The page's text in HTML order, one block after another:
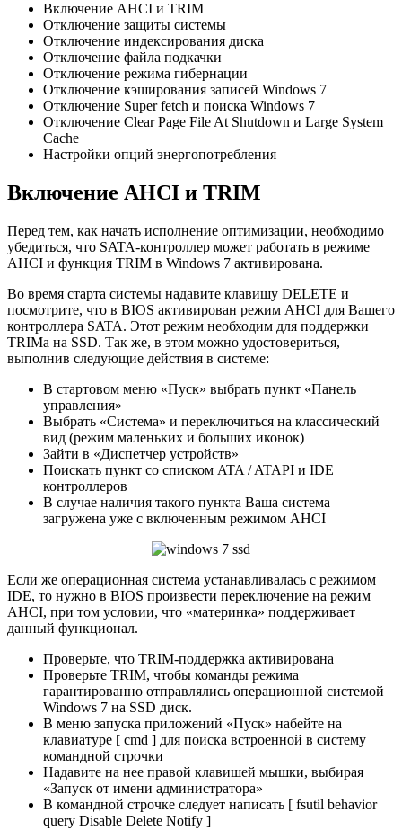
Включение AHCI и TRIM
Отключение защиты системы
Отключение индексирования диска
Отключение файла подкачки
Отключение режима гибернации
Отключение кэширования записей Windows 7
Отключение Super fetch и поиска Windows 7
Отключение Clear Page File At Shutdown и Large System
Cache
Настройки опций энергопотребления
Включение AHCI и TRIM
Перед тем, как начать исполнение оптимизации, необходимо
убедиться, что SATA-контроллер может работать в режиме
AHCI и функция TRIM в Windows 7 активирована.
Во время старта системы надавите клавишу DELETE и
посмотрите, что в BIOS активирован режим AHCI для Вашего
контроллера SATA. Этот режим необходим для поддержки
TRIMa на SSD. Так же, в этом можно удостовериться,
выполнив следующие действия в системе:
В стартовом меню «Пуск» выбрать пункт «Панель
управления»
Выбрать «Система» и переключиться на классический
вид (режим маленьких и больших иконок)
Зайти в «Диспетчер устройств»
Поискать пункт со списком ATA / ATAPI и IDE
контроллеров
В случае наличия такого пункта Ваша система
загружена уже с включенным режимом AHCI
Если же операционная система устанавливалась с режимом
IDE, то нужно в BIOS произвести переключение на режим
AHCI, при том условии, что «материнка» поддерживает
данный функционал.
Проверьте, что TRIM-поддержка активирована
Проверьте TRIM, чтобы команды режима
гарантированно отправлялись операционной системой
Windows 7 на SSD диск.
В меню запуска приложений «Пуск» набейте на
клавиатуре [ cmd ] для поиска встроенной в систему
командной строчки
Надавите на нее правой клавишей мышки, выбирая
«Запуск от имени администратора»
В командной строчке следует написать [ fsutil behavior
query Disable Delete Notify ]